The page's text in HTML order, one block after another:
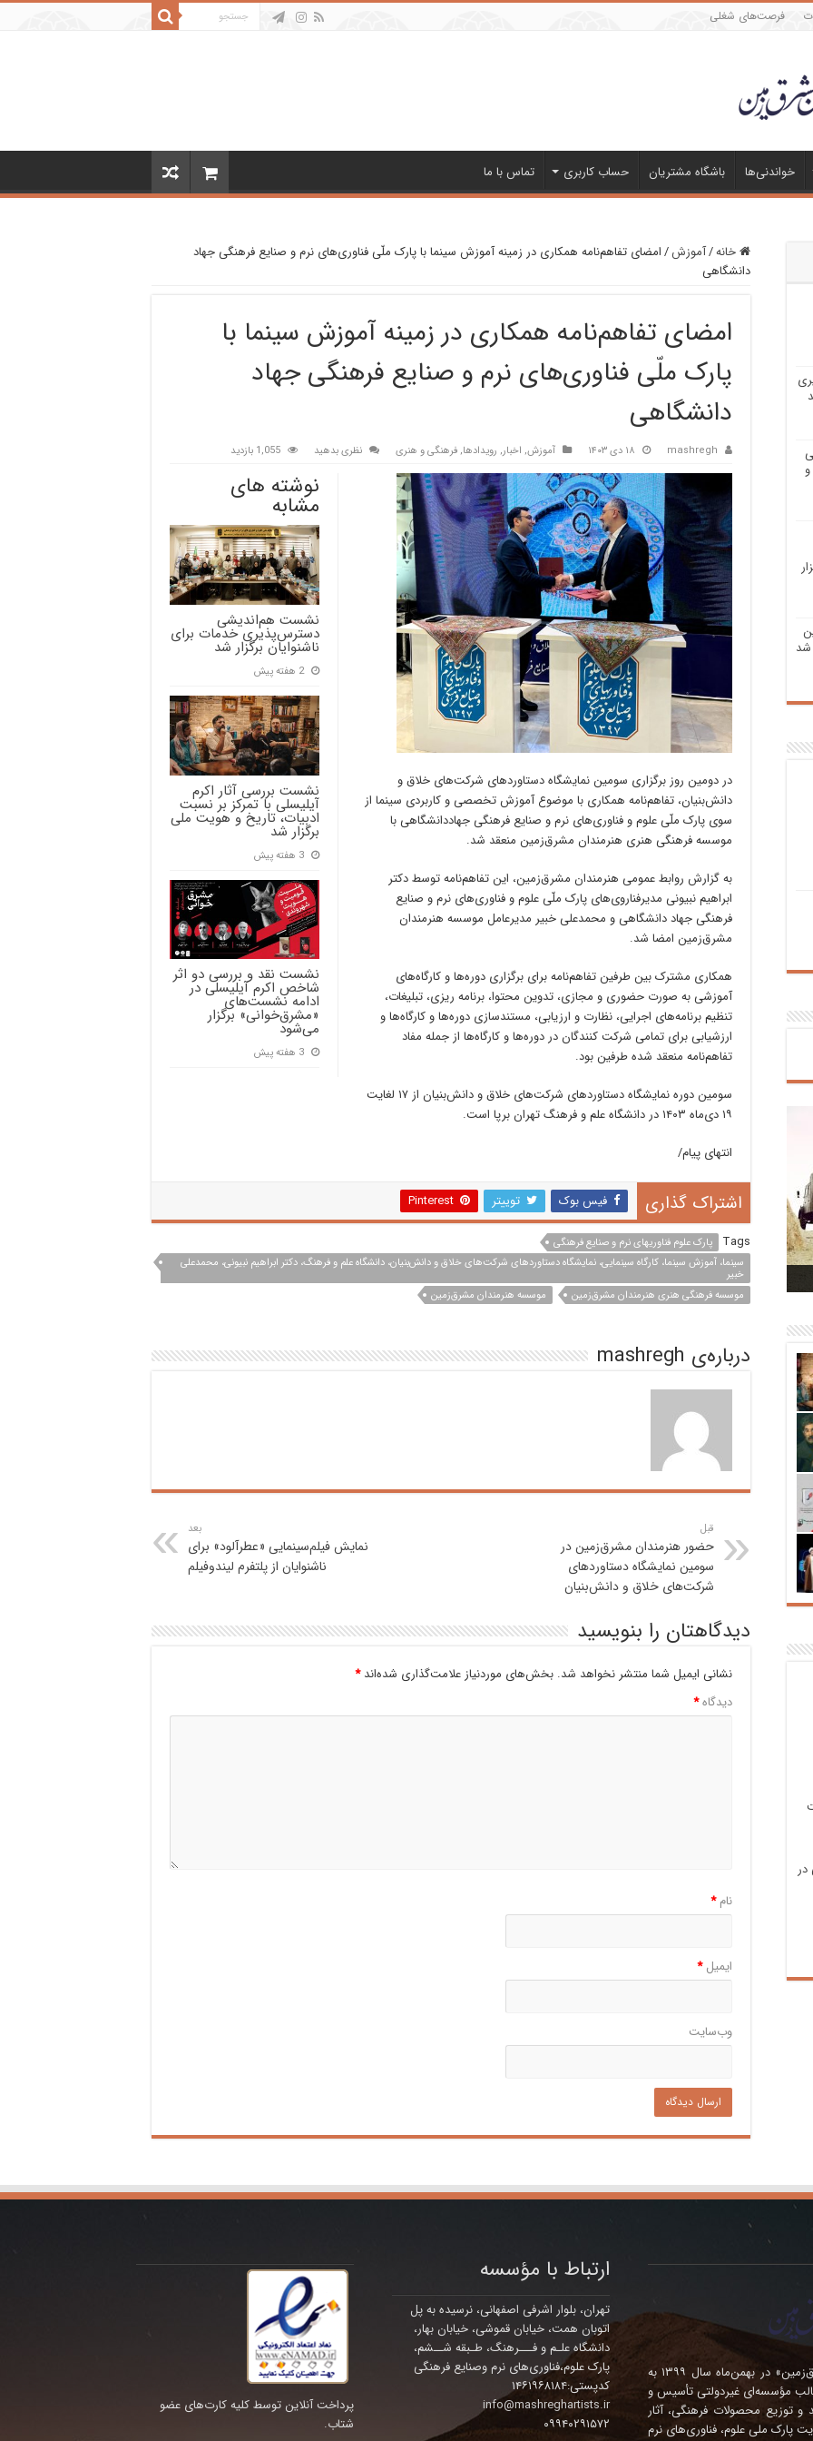
فرصت‌های شغلی
خواندنی‌ها باشگاه مشتریان حساب کاربری تماس با ما
خانه/آموزش/امضای تفاهم‌نامه همکاری در زمینه آموزش سینما با پارک ملّی فناوری‌های نرم و صنایع فرهنگی جهاد
دانشگاهی
امضای تفاهم‌نامه همکاری در زمینه آموزش سینما با
پارک ملّی فناوری‌های نرم و صنایع فرهنگی جهاد
دانشگاهی
mashregh ۱۸ دی ۱۴۰۳ آموزش, اخبار, رویدادها,فرهنگی و هنری نظری بدهید 1,055 بازدید
نوشته های
مشابه
نشست هم‌اندیشی
دسترس‌پذیری خدمات برای
ناشنوایان برگزار شد
2 هفته پیش
نشست بررسی آثار اکرم
آیلیسلی با تمرکز بر نسبت
ادبیات، تاریخ و هویت ملی
برگزار شد
3 هفته پیش
نشست نقد و بررسی دو اثر
شاخص اکرم آیلیسلی در
ادامه نشست‌های
«مشرق‌خوانی» برگزار
می‌شود
3 هفته پیش
در دومین روز برگزاری سومین نمایشگاه دستاوردهای شرکت‌های خلاق و
دانش‌بنیان، تفاهم‌نامه همکاری با موضوع آموزش تخصصی و کاربردی سینما از
سوی پارک ملّی علوم و فناوری‌های نرم و صنایع فرهنگی جهاددانشگاهی با
موسسه فرهنگی هنری هنرمندان مشرق‌زمین منعقد شد.
به گزارش روابط عمومی هنرمندان مشرق‌زمین، این تفاهم‌نامه توسط دکتر
ابراهیم نبیونی مدیرفناروی‌های پارک ملّی علوم و فناوری‌های نرم و صنایع
فرهنگی جهاد دانشگاهی و محمدعلی خبیر مدیرعامل موسسه هنرمندان
مشرق‌زمین امضا شد.
همکاری مشترک بین طرفین تفاهم‌نامه برای برگزاری دوره‌ها و کارگاه‌های
آموزشی به صورت حضوری و مجازی، تدوین محتوا، برنامه ریزی، تبلیغات،
تنظیم برنامه‌های اجرایی، نظارت و ارزیابی، مستندسازی دوره‌ها و کارگاه‌ها و
ارزشیابی برای تمامی شرکت کنندگان در دوره‌ها و کارگاه‌ها از جمله مفاد
تفاهم‌نامه منعقد شده طرفین بود.
سومین دوره نمایشگاه دستاوردهای شرکت‌های خلاق و دانش‌بنیان از ۱۷ لغایت
۱۹ دی‌ماه ۱۴۰۳ در دانشگاه علم و فرهنگ تهران برپا است.
انتهای پیام/
اشتراک گذاری فیس بوک توییتر Pinterest
Tags
پارک علوم فناوریهای نرم و صنایع فرهنگی
سینما، آموزش سینما، کارگاه سینمایی، نمایشگاه دستاوردهای شرکت‌های خلاق و دانش‌بنیان، دانشگاه علم و فرهنگ، دکتر ابراهیم نبیونی، محمدعلی
خبیر
موسسه فرهنگی هنری هنرمندان مشرق‌زمین
موسسه هنرمندان مشرق‌زمین
درباره‌ی mashregh
قبل
حضور هنرمندان مشرق‌زمین در
سومین نمایشگاه دستاورد‌های
شرکت‌های خلاق و دانش‌بنیان
بعد
نمایش فیلم‌سینمایی «عطرآلود» برای
ناشنوایان از پلتفرم لیندوفیلم
دیدگاهتان را بنویسید
نشانی ایمیل شما منتشر نخواهد شد. بخش‌های موردنیاز علامت‌گذاری شده‌اند*
دیدگاه*
نام*
ایمیل*
وب‌سایت
مؤسسه فرهنگی – هنری چندمنظوره‌ی «هنرمندان مشرق‌زمین» در بهمن‌ماه سال ۱۳۹۹ به
مؤسسه‌ای غیردولتی تأسیس و
تولید و توزیع محصولات فرهنگی، آثار
پارک ملی علوم، فناوری‌های نرم
ارتباط با مؤسسه
تهران، بلوار اشرفی اصفهانی، نرسیده به پل
اتوبان همت، خیابان قموشی، خیابان بهار،
دانشگاه علـم و فـــرهنگ، طـبقه شــشم،
پارک علوم،فناوری‌های نرم وصنایع فرهنگی
کدپستی:۱۴۶۱۹۶۸۱۸۴
info@mashreghartists.ir
۰۹۹۴۰۲۹۱۵۷۲
پرداخت آنلاین توسط کلیه کارت‌های عضو
شتاب.